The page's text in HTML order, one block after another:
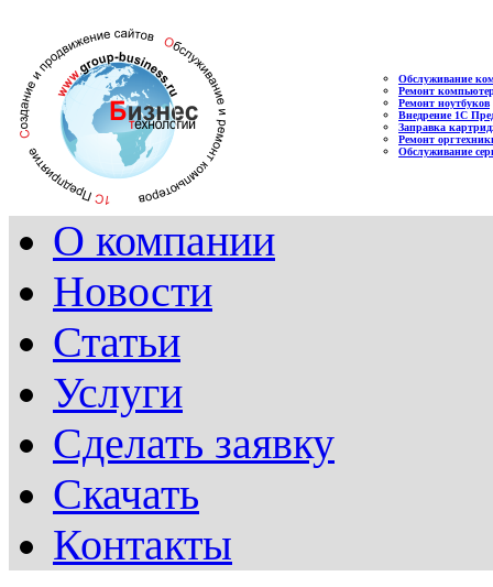
Обслуживание
Ремонт
Ремонт ноутбуков
Внедрение 1С
Заправка
Ремонт
Обслуживание
О компании
Новости
Статьи
Услуги
Сделать заявку
Скачать
Контакты